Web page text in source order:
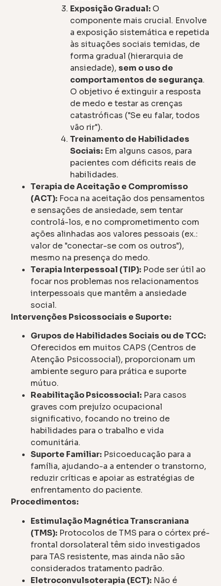
Exposição Gradual: O
componente mais crucial. Envolve
a exposição sistemática e repetida
às situações sociais temidas, de
forma gradual (hierarquia de
ansiedade), sem o uso de
comportamentos de segurança.
O objetivo é extinguir a resposta
de medo e testar as crenças
catastróficas ("Se eu falar, todos
vão rir").
Treinamento de Habilidades
Sociais: Em alguns casos, para
pacientes com déficits reais de
habilidades.
Terapia de Aceitação e Compromisso
(ACT): Foca na aceitação dos pensamentos
e sensações de ansiedade, sem tentar
controlá-los, e no comprometimento com
ações alinhadas aos valores pessoais (ex.:
valor de "conectar-se com os outros"),
mesmo na presença do medo.
Terapia Interpessoal (TIP): Pode ser útil ao
focar nos problemas nos relacionamentos
interpessoais que mantêm a ansiedade
social.
Intervenções Psicossociais e Suporte:
Grupos de Habilidades Sociais ou de TCC:
Oferecidos em muitos CAPS (Centros de
Atenção Psicossocial), proporcionam um
ambiente seguro para prática e suporte
mútuo.
Reabilitação Psicossocial: Para casos
graves com prejuízo ocupacional
significativo, focando no treino de
habilidades para o trabalho e vida
comunitária.
Suporte Familiar: Psicoeducação para a
família, ajudando-a a entender o transtorno,
reduzir críticas e apoiar as estratégias de
enfrentamento do paciente.
Procedimentos:
Estimulação Magnética Transcraniana
(TMS): Protocolos de TMS para o córtex pré-
frontal dorsolateral têm sido investigados
para TAS resistente, mas ainda não são
considerados tratamento padrão.
Eletroconvulsoterapia (ECT): Não é